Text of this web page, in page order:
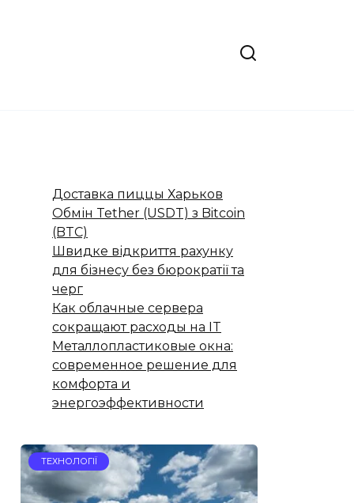
Доставка пиццы Харьков
Обмін Tether (USDT) з Bitcoin
(BTC)
Швидке відкриття рахунку
для бізнесу без бюрократії та
черг
Как облачные сервера
сокращают расходы на IT
Металлопластиковые окна:
современное решение для
комфорта и
энергоэффективности
ТЕХНОЛОГІЇ